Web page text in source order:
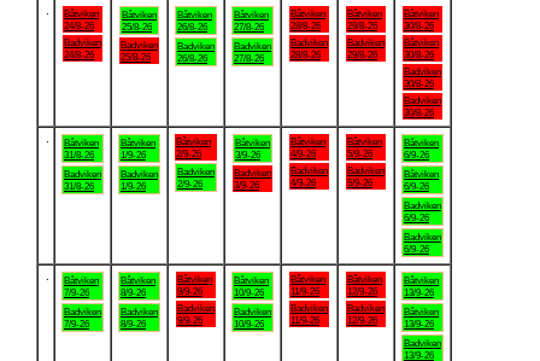
Båtviken
24/8-26
Badviken
24/8-26
Båtviken
25/8-26
Badviken
25/8-26
Båtviken
26/8-26
Badviken
26/8-26
Båtviken
27/8-26
Badviken
27/8-26
Båtviken
28/8-26
Badviken
28/8-26
Båtviken
29/8-26
Badviken
29/8-26
Båtviken
30/8-26
Båtviken
30/8-26
Badviken
30/8-26
Badviken
30/8-26
Båtviken
31/8-26
Badviken
31/8-26
Båtviken
1/9-26
Badviken
1/9-26
Båtviken
2/9-26
Badviken
2/9-26
Båtviken
3/9-26
Badviken
3/9-26
Båtviken
4/9-26
Badviken
4/9-26
Båtviken
5/9-26
Badviken
5/9-26
Båtviken
6/9-26
Båtviken
6/9-26
Badviken
6/9-26
Badviken
6/9-26
Båtviken
7/9-26
Badviken
7/9-26
Båtviken
8/9-26
Badviken
8/9-26
Båtviken
9/9-26
Badviken
9/9-26
Båtviken
10/9-26
Badviken
10/9-26
Båtviken
11/9-26
Badviken
11/9-26
Båtviken
12/9-26
Badviken
12/9-26
Båtviken
13/9-26
Båtviken
13/9-26
Badviken
13/9-26